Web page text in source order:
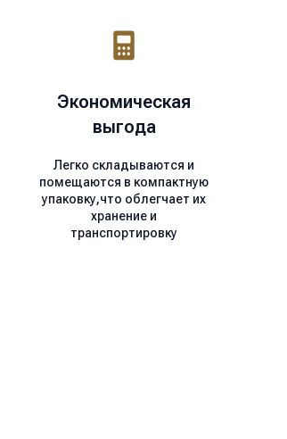
Экономическая
выгода
Легко складываются и
помещаются в компактную
упаковку,что облегчает их
хранение и
транспортировку